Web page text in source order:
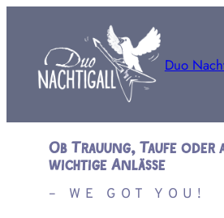
springen
Duo
Ob Trauung, Taufe oder
wichtige Anlässe
– WE GOT YOU!